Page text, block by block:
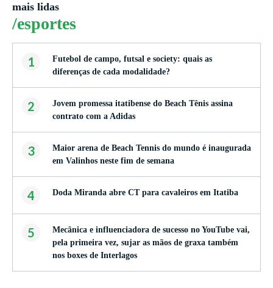
mais lidas
/esportes
1
Futebol de campo, futsal e society: quais as
diferenças de cada modalidade?
2
Jovem promessa itatibense do Beach Tênis assina
contrato com a Adidas
3
Maior arena de Beach Tennis do mundo é inaugurada
em Valinhos neste fim de semana
4 Doda Miranda abre CT para cavaleiros em Itatiba
5
Mecânica e influenciadora de sucesso no YouTube vai,
pela primeira vez, sujar as mãos de graxa também
nos boxes de Interlagos